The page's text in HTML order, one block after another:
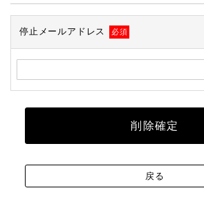
停止メールアドレス 必須